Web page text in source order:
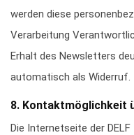
werden diese
Verarbeitung
Erhalt des Newsletters
automatisch als Widerruf.
8. Kontaktmöglichkeit
Die Internetseite der